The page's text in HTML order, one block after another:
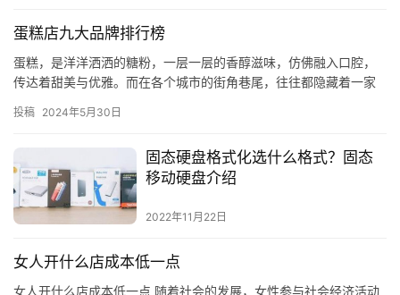
蛋糕店九大品牌排行榜
蛋糕，是洋洋洒洒的糖粉，一层一层的香醇滋味，仿佛融入口腔，
传达着甜美与优雅。而在各个城市的街角巷尾，往往都隐藏着一家
天，让…
投稿 2024年5月30日
固态硬盘格式化选什么格式？固态
移动硬盘介绍
2022年11月22日
女人开什么店成本低一点
女人开什么店成本低一点 随着社会的发展，女性参与社会经济活动